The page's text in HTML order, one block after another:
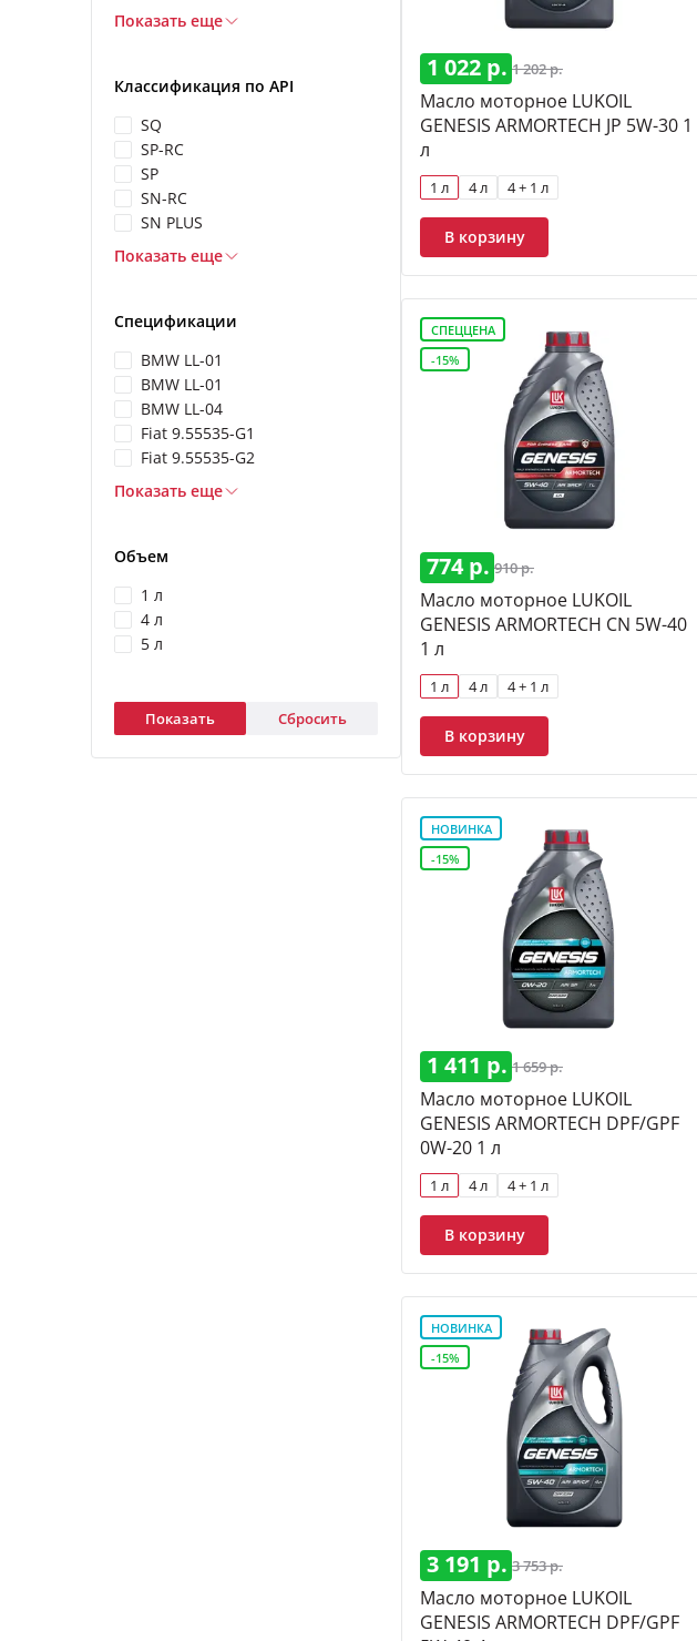
Показать еще
Классификация по API
SQ
SP-RC
SP
SN-RC
SN PLUS
Показать еще
Спецификации
BMW LL-01
BMW LL-01
BMW LL-04
Fiat 9.55535-G1
Fiat 9.55535-G2
Показать еще
Объем
1 л
4 л
5 л
Показать Сбросить
1 022 р. 1 202 р.
Масло моторное LUKOIL
GENESIS ARMORTECH JP 5W-30 1
л
1 л 4 л 4 + 1 л
В корзину
СПЕЦЦЕНА
-15%
774 р. 910 р.
Масло моторное LUKOIL
GENESIS ARMORTECH CN 5W-40
1 л
1 л 4 л 4 + 1 л
В корзину
НОВИНКА
-15%
1 411 р. 1 659 р.
Масло моторное LUKOIL
GENESIS ARMORTECH DPF/GPF
0W-20 1 л
1 л 4 л 4 + 1 л
В корзину
НОВИНКА
-15%
3 191 р. 3 753 р.
Масло моторное LUKOIL
GENESIS ARMORTECH DPF/GPF